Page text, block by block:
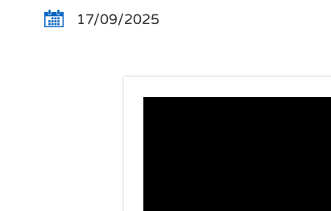
17/09/2025